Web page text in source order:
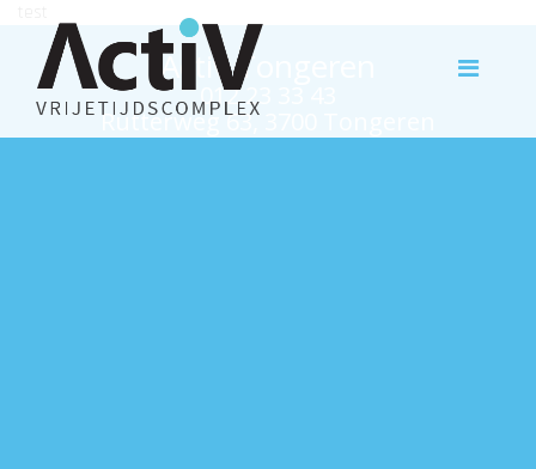
Activ Tongeren
012 23 33 43
Rutterweg 63, 3700 Tongeren